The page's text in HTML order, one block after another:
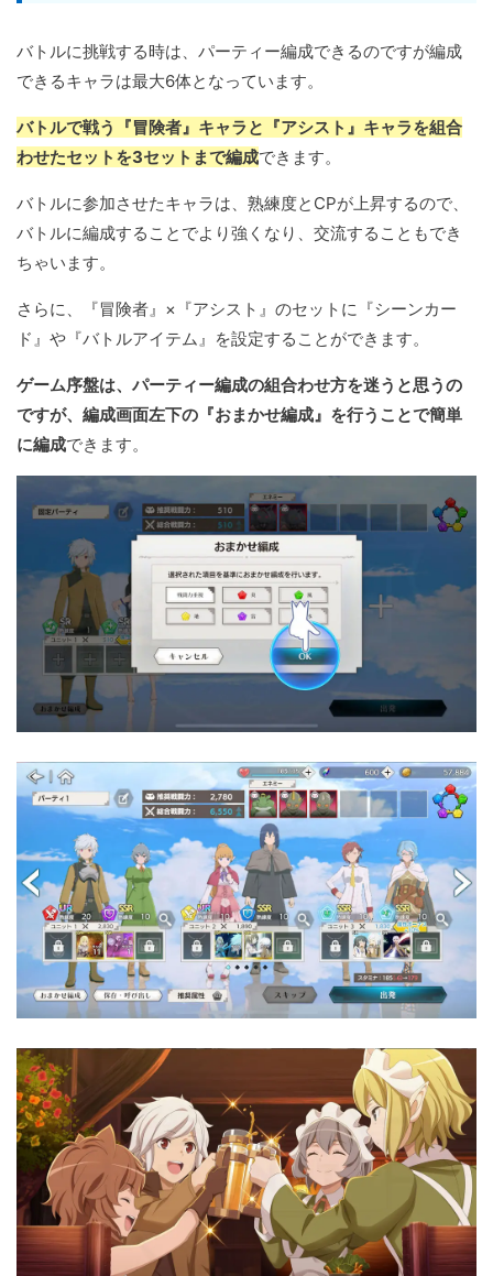
バトルに挑戦する時は、パーティー編成できるのですが編成
できるキャラは最大6体となっています。
バトルで戦う『冒険者』キャラと『アシスト』キャラを組合
わせたセットを3セットまで編成できます。
バトルに参加させたキャラは、熟練度とCPが上昇するので、
バトルに編成することでより強くなり、交流することもでき
ちゃいます。
さらに、『冒険者』×『アシスト』のセットに『シーンカー
ド』や『バトルアイテム』を設定することができます。
ゲーム序盤は、パーティー編成の組合わせ方を迷うと思うの
ですが、編成画面左下の『おまかせ編成』を行うことで簡単
に編成できます。